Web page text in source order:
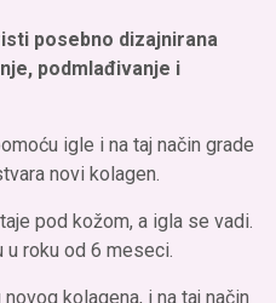
posebno dizajnirana
podmlađivanje i
igle i na taj način grade
novi kolagen.
pod kožom, a igla se vadi.
roku od 6 meseci.
kolagena, i na taj način